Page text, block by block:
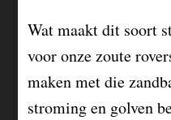
Wat maakt dit soort
voor onze zoute
maken met die
stroming en golven